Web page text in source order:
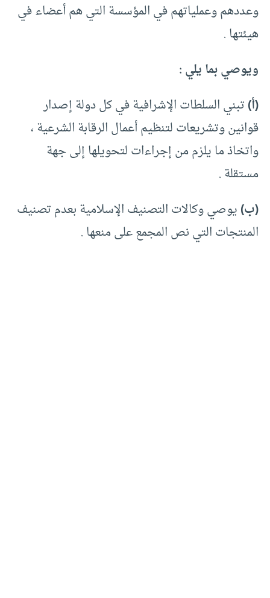
وعددهم وعملياتهم في المؤسسة التي هم أعضاء في
هيئتها .
ويوصي بما يلي :
(أ)تبني السلطات الإشرافية في كل دولة إصدار
قوانين وتشريعات لتنظيم أعمال الرقابة الشرعية ،
واتخاذ ما يلزم من إجراءات لتحويلها إلى جهة
مستقلة .
(ب)يوصي وكالات التصنيف الإسلامية بعدم تصنيف
المنتجات التي نص المجمع على منعها .